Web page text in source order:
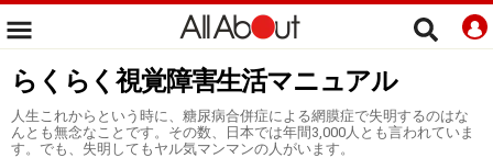
らくらく視覚障害生活マニュアル
人生これからという時に、糖尿病合併症による網膜症で失明するのはな
んとも無念なことです。その数、日本では年間3,000人とも言われていま
す。でも、失明してもヤル気マンマンの人がいます。